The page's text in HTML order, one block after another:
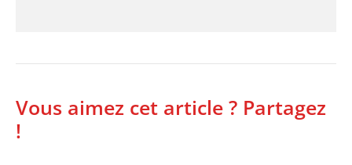
Vous aimez cet article ? Partagez
!